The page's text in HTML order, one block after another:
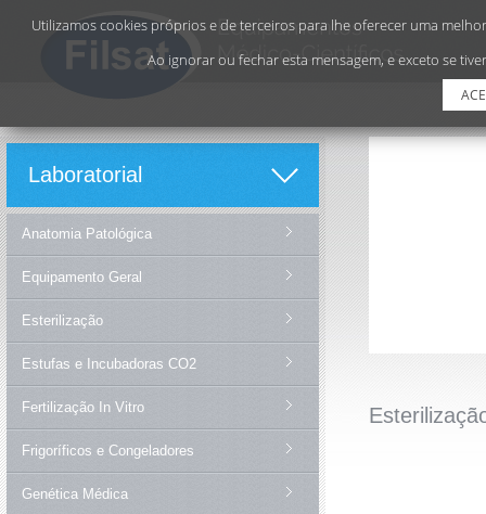
Laboratorial
Anatomia Patológica
Equipamento Geral
Esterilização
Estufas e Incubadoras CO2
Fertilização In Vitro
Frigoríficos e Congeladores
Genética Médica
Utilizamos cookies próprios e de terceiros para lhe oferecer uma
Ao ignorar ou fechar esta mensagem, e exceto se